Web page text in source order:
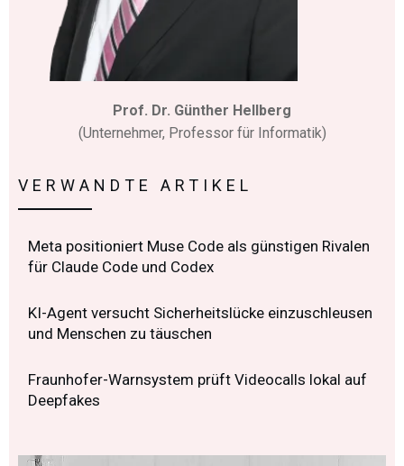
Prof. Dr. Günther Hellberg
(Unternehmer, Professor für Informatik)
VERWANDTE ARTIKEL
Meta positioniert Muse Code als günstigen Rivalen
für Claude Code und Codex
KI-Agent versucht Sicherheitslücke einzuschleusen
und Menschen zu täuschen
Fraunhofer-Warnsystem prüft Videocalls lokal auf
Deepfakes